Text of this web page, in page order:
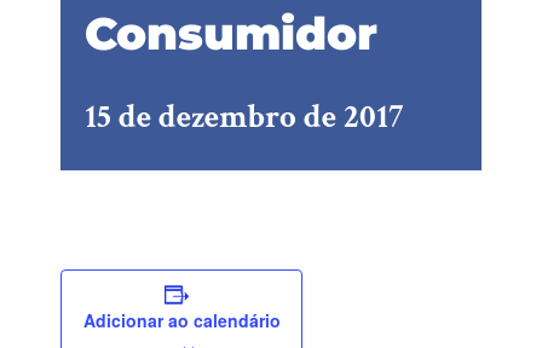
Consumidor
15 de dezembro de 2017
Adicionar ao calendário